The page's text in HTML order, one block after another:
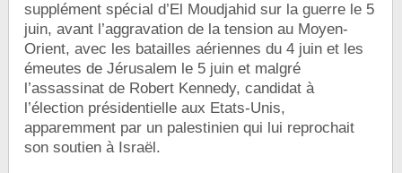
supplément spécial d’El Moudjahid sur la guerre le 5
juin, avant l’aggravation de la tension au Moyen-
Orient, avec les batailles aériennes du 4 juin et les
émeutes de Jérusalem le 5 juin et malgré
l’assassinat de Robert Kennedy, candidat à
l’élection présidentielle aux Etats-Unis,
apparemment par un palestinien qui lui reprochait
son soutien à Israël.